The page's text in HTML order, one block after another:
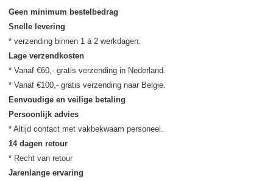
Geen minimum bestelbedrag
Snelle levering
Lage verzendkosten
* Vanaf €60,- gratis verzending in Nederland.
Eenvoudige en veilige betaling
Persoonlijk advies
14 dagen retour
Jarenlange ervaring